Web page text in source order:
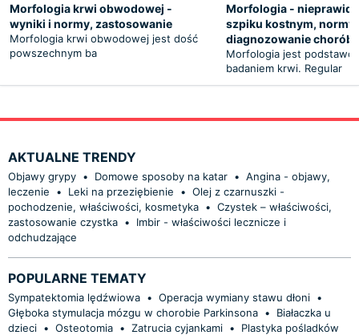
Morfologia krwi obwodowej -
wyniki i normy, zastosowanie
Morfologia krwi obwodowej jest dość
powszechnym ba
Morfologia -
szpiku kostnym, normy,
diagnozowanie chorób
Morfologia jest
badaniem krwi. Regular
AKTUALNE TRENDY
Objawy grypy • Domowe sposoby na katar • Angina - objawy,
leczenie
• Leki na przeziębienie • Olej z czarnuszki -
pochodzenie, właściwości, kosmetyka • Czystek – właściwości,
zastosowanie czystka •
Imbir - właściwości lecznicze i
odchudzające
POPULARNE TEMATY
Sympatektomia lędźwiowa • Operacja wymiany stawu dłoni •
Głęboka stymulacja mózgu w chorobie Parkinsona •
Białaczka u
dzieci • Osteotomia • Zatrucia cyjankami •
Plastyka pośladków